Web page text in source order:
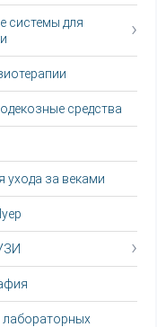
системы для
средства
ухода за веками
лабораторных